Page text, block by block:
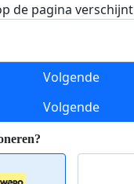
de pagina verschijnt
Volgende
Volgende